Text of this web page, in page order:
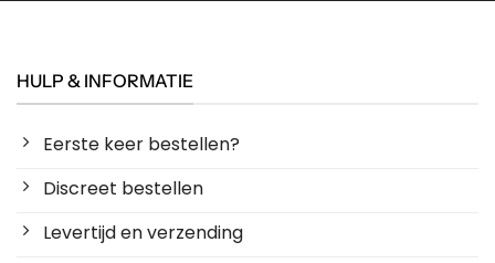
HULP & INFORMATIE
Eerste keer bestellen?
Discreet bestellen
Levertijd en verzending